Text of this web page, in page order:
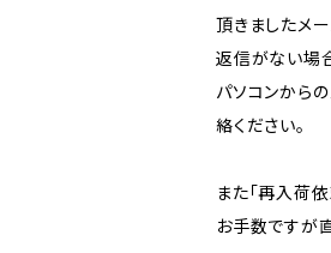
頂きましたメ
返信がない場
パソコンから
絡ください。
また「再入荷
お手数ですが